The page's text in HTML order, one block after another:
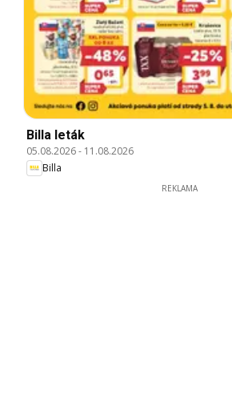
Billa leták
05.08.2026- 11.08.2026
Billa
REKLAMA